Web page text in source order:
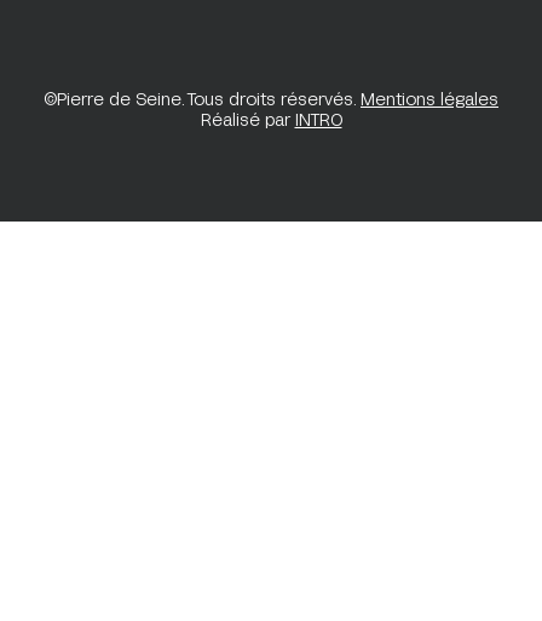
©Pierre de Seine. Tous droits réservés. Mentions légales
Réalisé par INTRO